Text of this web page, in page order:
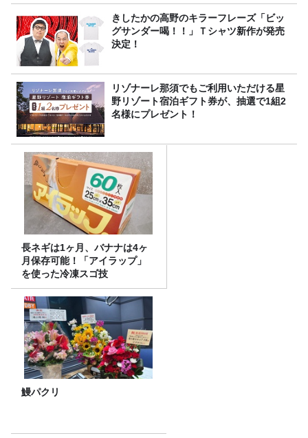
きしたかの高野のキラーフレーズ「ビッ
グサンダー喝！！」Ｔシャツ新作が発売
決定！
リゾナーレ那須でもご利用いただける星
野リゾート宿泊ギフト券が、抽選で1組2
名様にプレゼント！
長ネギは1ヶ月、バナナは4ヶ
月保存可能！「アイラップ」
を使った冷凍スゴ技
鰻パクリ